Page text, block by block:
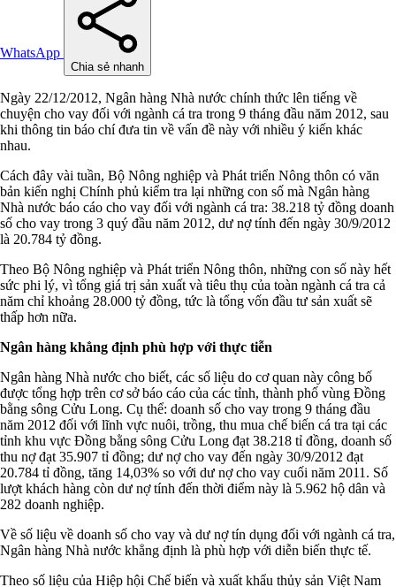
WhatsApp
Chia sẻ nhanh
Ngày 22/12/2012, Ngân hàng Nhà nước chính thức lên tiếng về
chuyện cho vay đối với ngành cá tra trong 9 tháng đầu năm 2012, sau
khi thông tin báo chí đưa tin về vấn đề này với nhiều ý kiến khác
nhau.
Cách đây vài tuần, Bộ Nông nghiệp và Phát triển Nông thôn có văn
bản kiến nghị Chính phủ kiểm tra lại những con số mà Ngân hàng
Nhà nước báo cáo cho vay đối với ngành cá tra: 38.218 tỷ đồng doanh
số cho vay trong 3 quý đầu năm 2012, dư nợ tính đến ngày 30/9/2012
là 20.784 tỷ đồng.
Theo Bộ Nông nghiệp và Phát triển Nông thôn, những con số này hết
sức phi lý, vì tổng giá trị sản xuất và tiêu thụ của toàn ngành cá tra cả
năm chỉ khoảng 28.000 tỷ đồng, tức là tổng vốn đầu tư sản xuất sẽ
thấp hơn nữa.
Ngân hàng khẳng định phù hợp với thực tiễn
Ngân hàng Nhà nước cho biết, các số liệu do cơ quan này công bố
được tổng hợp trên cơ sở báo cáo của các tỉnh, thành phố vùng Đồng
bằng sông Cửu Long. Cụ thể: doanh số cho vay trong 9 tháng đầu
năm 2012 đối với lĩnh vực nuôi, trồng, thu mua chế biến cá tra tại các
tỉnh khu vực Đồng bằng sông Cửu Long đạt 38.218 tỉ đồng, doanh số
thu nợ đạt 35.907 tỉ đồng; dư nợ cho vay đến ngày 30/9/2012 đạt
20.784 tỉ đồng, tăng 14,03% so với dư nợ cho vay cuối năm 2011. Số
lượt khách hàng còn dư nợ tính đến thời điểm này là 5.962 hộ dân và
282 doanh nghiệp.
Về số liệu về doanh số cho vay và dư nợ tín dụng đối với ngành cá tra,
Ngân hàng Nhà nước khẳng định là phù hợp với diễn biến thực tế.
Theo số liệu của Hiệp hội Chế biến và xuất khẩu thủy sản Việt Nam